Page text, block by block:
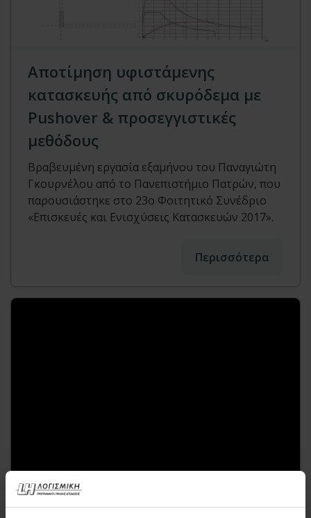
Αποτίμηση υφιστάμενης
κατασκευής από σκυρόδεμα με
Pushover & προσεγγιστικές
μεθόδους
Βραβευμένη εργασία εξαμήνου του Παναγιώτη
Γκουρνέλου από το Πανεπιστήμιο Πατρών, που
παρουσιάστηκε στο 23ο Φοιτητικό Συνέδριο
«Επισκευές και Ενισχύσεις Κατασκευών 2017».
Περισσότερα
Αποτίμηση υπάρχουσας ισόγειας